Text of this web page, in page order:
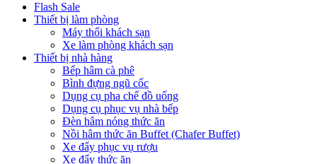
Flash Sale
Thiết bị làm phòng
Máy thổi khách sạn
Xe làm phòng khách sạn
Thiết bị nhà hàng
Bếp hâm cà phê
Bình đựng ngũ cốc
Dụng cụ pha chế đồ uống
Dụng cụ phục vụ nhà bếp
Đèn hâm nóng thức ăn
Nồi hâm thức ăn Buffet (Chafer Buffet)
Xe đẩy phục vụ rượu
Xe đẩy thức ăn